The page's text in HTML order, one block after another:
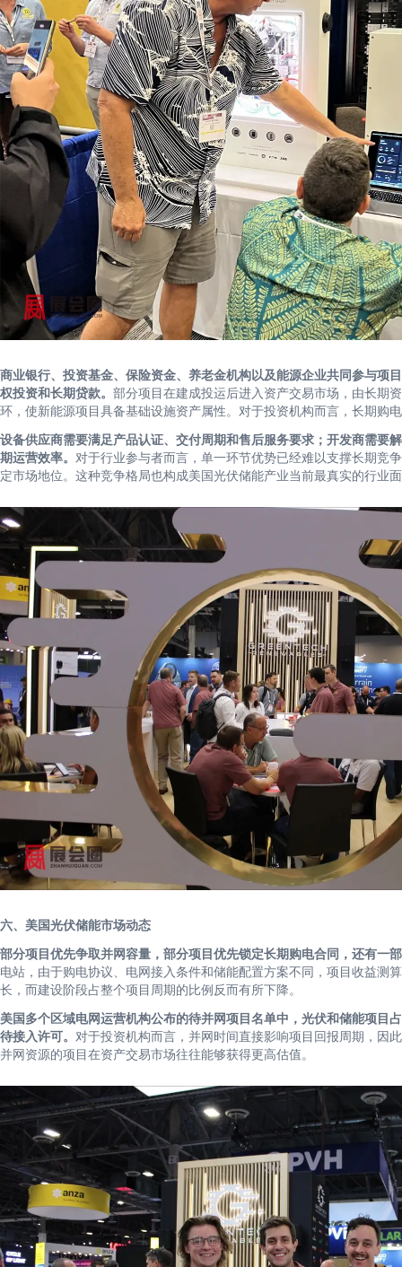
商业银行、投资基金、保险资金、养老金机构以及能源企业共同参与项
权投资和长期贷款。 部分项目在建成投运后进入资产交易市场，由长期
环，使新能源项目具备基础设施资产属性。对于投资机构而言，长期购
设备供应商需要满足产品认证、交付周期和售后服务要求；开发商需要
期运营效率。 对于行业参与者而言，单一环节优势已经难以支撑长期竞
定市场地位。这种竞争格局也构成美国光伏储能产业当前最真实的行业
六、美国光伏储能市场动态
部分项目优先争取并网容量，部分项目优先锁定长期购电合同，还有一
电站，由于购电协议、电网接入条件和储能配置方案不同，项目收益测
长，而建设阶段占整个项目周期的比例反而有所下降。
美国多个区域电网运营机构公布的待并网项目名单中，光伏和储能项目
待接入许可。 对于投资机构而言，并网时间直接影响项目回报周期，因
并网资源的项目在资产交易市场往往能够获得更高估值。